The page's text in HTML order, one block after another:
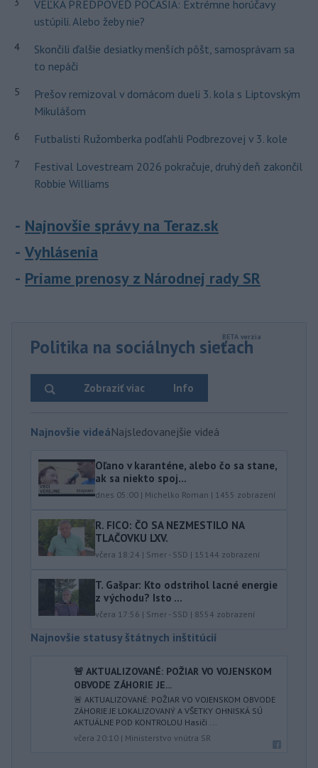
VEĽKÁ PREDPOVEĎ POČASIA: Extrémne horúčavy
ustúpili. Alebo žeby nie?
4
Skončili ďalšie desiatky menších pôšt, samosprávam sa
to nepáči
5
Prešov remizoval v domácom dueli 3. kola s Liptovským
Mikulášom
6 Futbalisti Ružomberka podľahli Podbrezovej v 3. kole
7
Festival Lovestream 2026 pokračuje, druhý deň zakončil
Robbie Williams
Najnovšie správy na Teraz.sk
Vyhlásenia
Priame prenosy z Národnej rady SR
Politika na sociálnych sieťach
Info
Zobraziť viac
Najnovšie videáNajsledovanejšie videá
Oľano v karanténe, alebo čo sa stane,
ak sa niekto spoj...
dnes 05:00 | Michelko Roman | 1455 zobrazení
R. FICO: ČO SA NEZMESTILO NA
TLAČOVKU LXV.
včera 18:24 | Smer - SSD | 15144 zobrazení
T. Gašpar: Kto odstrihol lacné energie
z východu? Isto ...
včera 17:56 | Smer - SSD | 8554 zobrazení
Najnovšie statusy štátnych inštitúcií
🚨 AKTUALIZOVANÉ: POŽIAR VO VOJENSKOM
OBVODE ZÁHORIE JE...
🚨 AKTUALIZOVANÉ: POŽIAR VO VOJENSKOM OBVODE
ZÁHORIE JE LOKALIZOVANÝ A VŠETKY OHNISKÁ SÚ
AKTUÁLNE POD KONTROLOU Hasiči ...
včera 20:10 | Ministerstvo vnútra SR